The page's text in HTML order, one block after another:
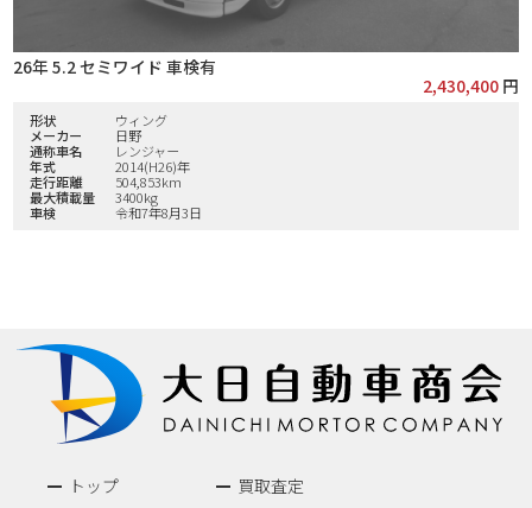
26年 5.2 セミワイド 車検有
2,430,400円
形状
ウィング
メーカー
日野
通称車名
レンジャー
年式
2014(H26)年
走行距離
504,853km
最大積載量
3400kg
車検
令和7年8月3日
トップ
買取査定